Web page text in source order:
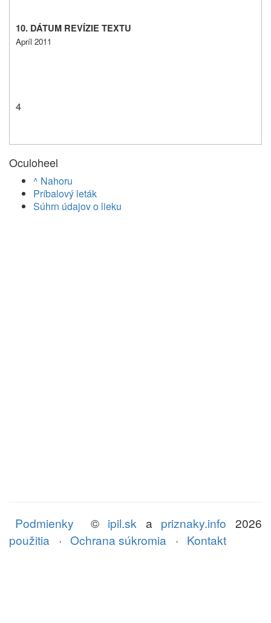
10. DÁTUM REVÍZIE TEXTU
Apríl 2011
4
Oculoheel
^ Nahoru
Príbalový leták
Súhrn údajov o lieku
© ipil.sk a priznaky.info 2026
Podmienky
použitia · Ochrana súkromia · Kontakt